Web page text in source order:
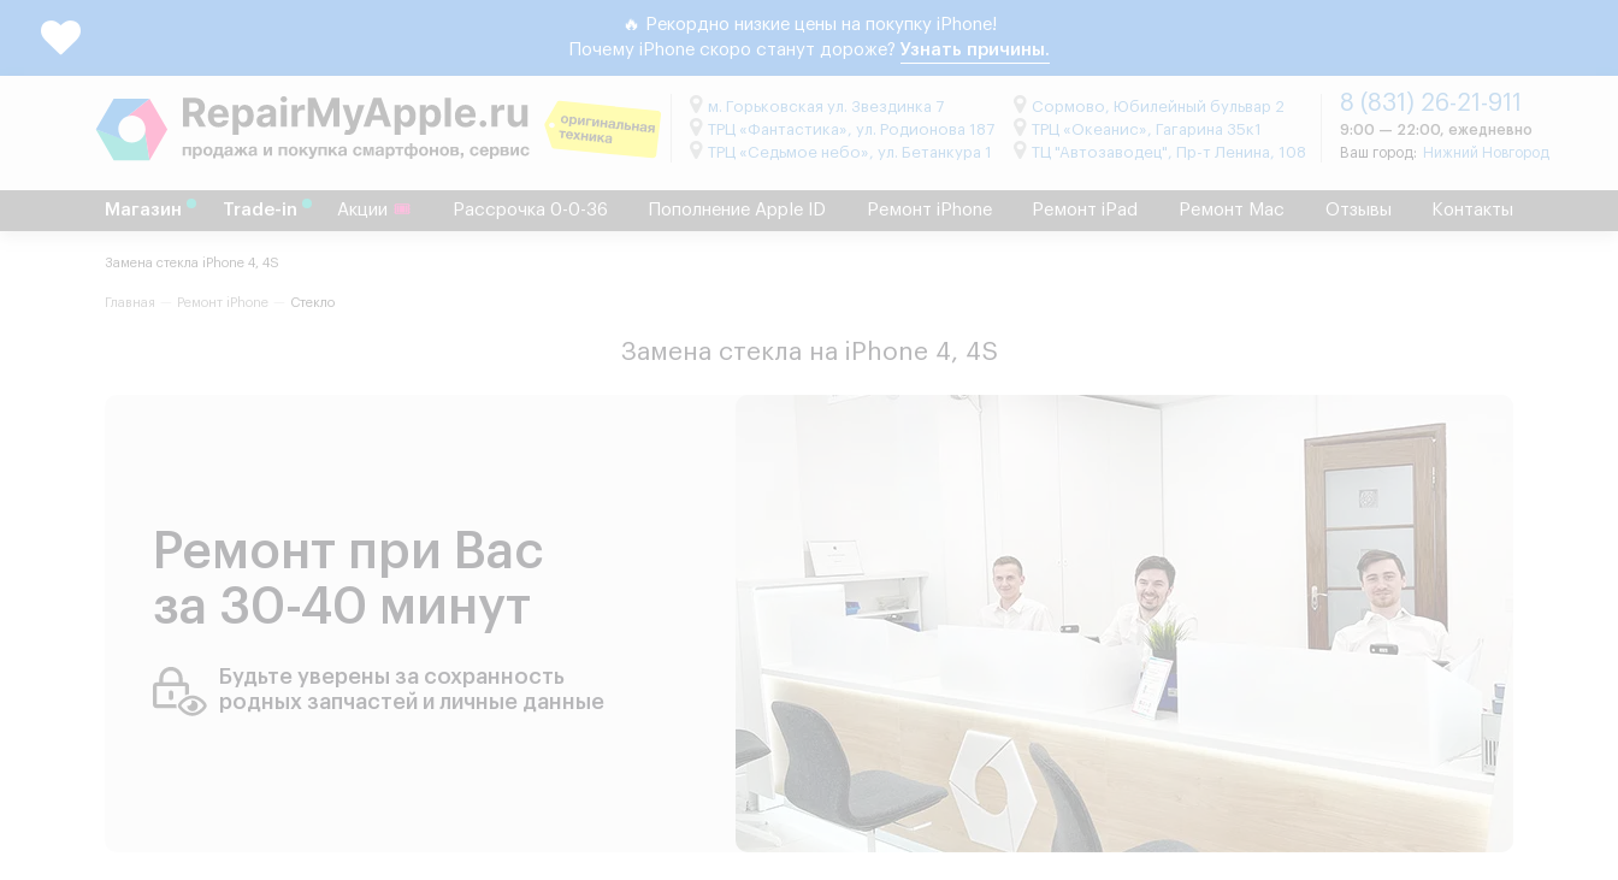
🔥 Рекордно низкие цены на покупку iPhone!
Почему iPhone скоро станут дороже? Узнать причины.
м. Горьковская ул. Звездинка 7
ТРЦ «Фантастика», ул. Родионова 187
ТРЦ «Седьмое небо», ул. Бетанкура 1
Сормово, Юбилейный бульвар 2
ТРЦ «Океанис», Гагарина 35к1
ТЦ "Автозаводец", Пр-т Ленина, 108
8 (831) 26-21-911
9:00 — 22:00, ежедневно
Ваш город:
Нижний Новгород
Магазин Trade-in Акции Рассрочка 0-0-36 Пополнение Apple ID Ремонт iPhone Ремонт iPad Ремонт Mac Отзывы Контакты
Замена стекла iPhone 4, 4S
Главная Ремонт iPhone Стекло
Замена стекла на iPhone 4, 4S
Ремонт при Вас
за 30-40 минут
Будьте уверены за сохранность
родных запчастей и личные данные